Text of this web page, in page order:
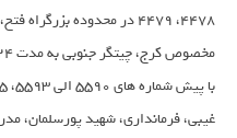
4478، 4479 در محدوده